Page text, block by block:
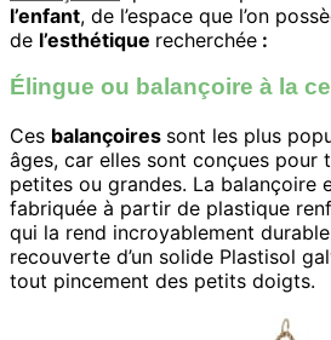
l’enfant, de l’espace que l’on
de l’esthétique recherchée :
Élingue ou balançoire à la
Ces balançoires sont les plus
âges, car elles sont conçues pour
petites ou grandes. La balançoire
fabriquée à partir de plastique
qui la rend incroyablement
recouverte d’un solide Plastisol
tout pincement des petits doigts.